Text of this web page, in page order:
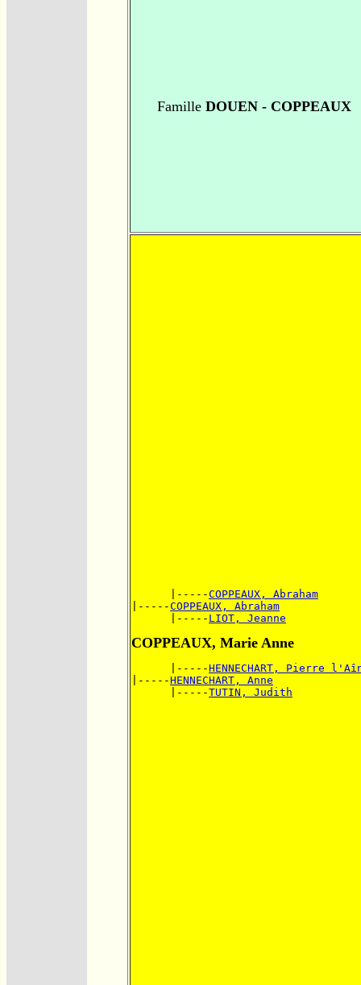
FamilleDOUEN - COPPEAUX
      |-----
COPPEAUX, Abraham
|-----COPPEAUX, Abraham
      |-----
LIOT, Jeanne
COPPEAUX, Marie Anne
      |-----
HENNECHART, Pierre
|-----HENNECHART, Anne
      |-----
TUTIN, Judith